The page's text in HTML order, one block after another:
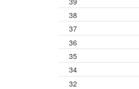
38
37
36
35
34
32